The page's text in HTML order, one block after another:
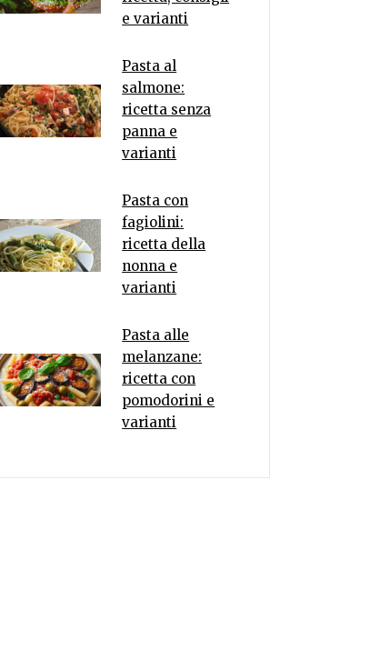
e varianti
Pasta al
salmone:
ricetta senza
panna e
varianti
Pasta con
fagiolini:
ricetta della
nonna e
varianti
Pasta alle
melanzane:
ricetta con
pomodorini e
varianti